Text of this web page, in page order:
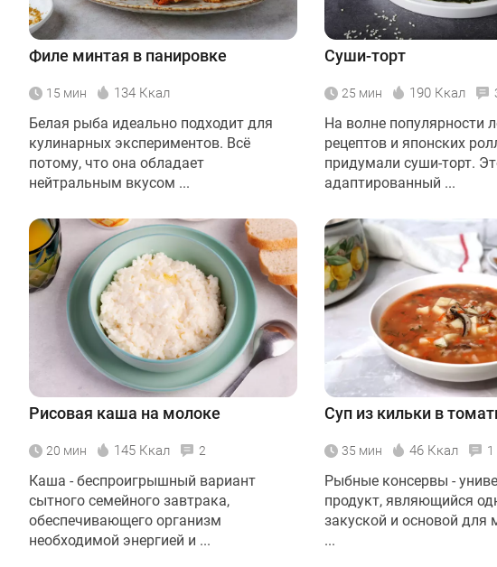
Филе минтая в панировке
15 мин 134 Ккал
Белая рыба идеально подходит для
кулинарных экспериментов. Всё
потому, что она обладает
нейтральным вкусом ...
Суши-торт
25 мин 190 Ккал
На волне популярности
рецептов и японских
придумали суши-торт.
адаптированный ...
Рисовая каша на молоке
20 мин 145 Ккал 2
Каша - беспроигрышный вариант
сытного семейного завтрака,
обеспечивающего организм
необходимой энергией и ...
Суп из кильки в
35 мин 46 Ккал 1
Рыбные консервы -
продукт, являющийся
закуской и основой для
...